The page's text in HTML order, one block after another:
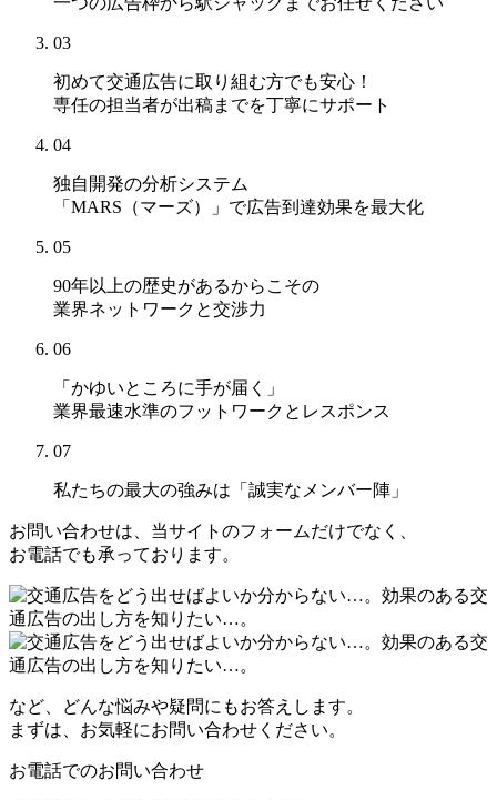
03
初めて交通広告に取り組む方でも安心！
専任の担当者が出稿までを丁寧にサポート
04
独自開発の分析システム
「MARS（マーズ）」 で広告到達効果を最大化
05
90年以上の歴史があるからこその
業界ネットワークと交渉力
06
「かゆいところに手が届く」
業界最速水準のフットワークとレスポンス
07
私たちの最大の強みは 「誠実なメンバー陣」
お問い合わせは、当サイトのフォームだけでなく、
お電話でも承っております。
など、どんな悩みや疑問にもお答えします。
まずは、お気軽にお問い合わせください。
お電話でのお問い合わせ